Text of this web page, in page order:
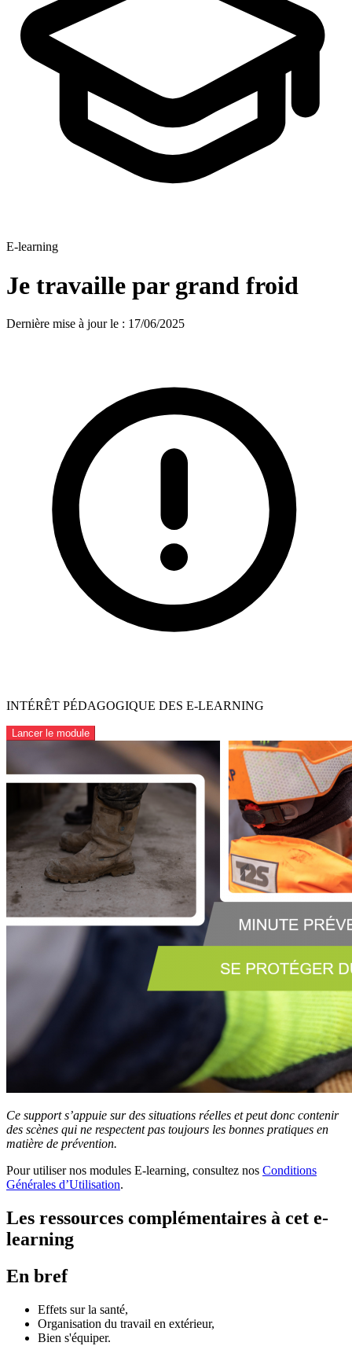
E-learning
Je travaille par grand froid
Dernière mise à jour le : 17/06/2025
INTÉRÊT PÉDAGOGIQUE DES E-LEARNING
Lancer le module
Ce support s’appuie sur des situations réelles et peut donc contenir
des scènes qui ne respectent pas toujours les bonnes pratiques en
matière de prévention.
Pour utiliser nos modules E-learning, consultez nos Conditions
Générales d’Utilisation.
Les ressources complémentaires à cet e-
learning
En bref
Effets sur la santé,
Organisation du travail en extérieur,
Bien s'équiper.